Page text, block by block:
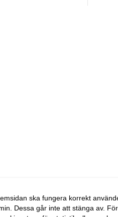
ska fungera korrekt
Dessa går inte att stänga av.